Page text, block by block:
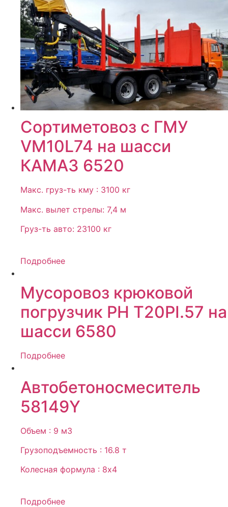
Сортиметовоз с ГМУ
VM10L74 на шасси
КАМАЗ 6520
Макс. груз-ть кму : 3100 кг
Макс. вылет стрелы: 7,4 м
Груз-ть авто: 23100 кг
Подробнее
Мусоровоз крюковой
погрузчик РН Т20PI.57 на
шасси 6580
Подробнее
Автобетоносмеситель
58149Y
Объем : 9 м3
Грузоподъемность : 16.8 т
Колесная формула : 8х4
Подробнее